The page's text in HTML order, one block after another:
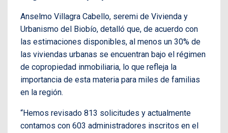
Anselmo Villagra Cabello, seremi de Vivienda y
Urbanismo del Biobío, detalló que, de acuerdo con
las estimaciones disponibles, al menos un 30% de
las viviendas urbanas se encuentran bajo el régimen
de copropiedad inmobiliaria, lo que refleja la
importancia de esta materia para miles de familias
en la región.
“Hemos revisado 813 solicitudes y actualmente
contamos con 603 administradores inscritos en el